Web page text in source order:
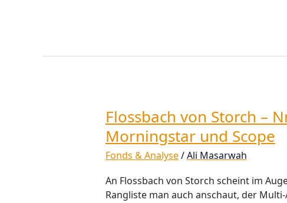
Flossbach von Storch –
Morningstar und Scope
Fonds & Analyse/Ali Masarwah
An Flossbach von Storch scheint im
Rangliste man auch anschaut, der
Flossbach
von
Storch
–
1
bei